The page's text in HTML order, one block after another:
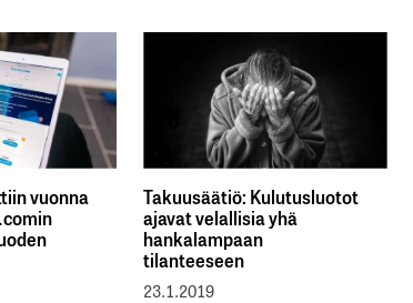
vuonna Takuusäätiö: Kulutusluotot
ajavat velallisia yhä
hankalampaan
tilanteeseen
23.1.2019